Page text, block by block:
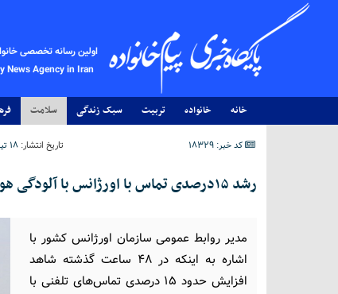
اولین رسانه تخصصی
News Agency in Iran
خانه خانواده تربیت سبک زندگی سلامت
کد خبر: 18329 تاریخ انتشار: ۱۸ تیر ۱۴۰۴ - ۰۰:۵۳
رشد ۱۵درصدی تماس‌ با اورژانس با آلودگی هوا
مدیر روابط عمومی سازمان اورژانس کشور با
اشاره به اینکه در ۴۸ ساعت گذشته شاهد
افزایش حدود ۱۵ درصدی تماس‌های تلفنی با